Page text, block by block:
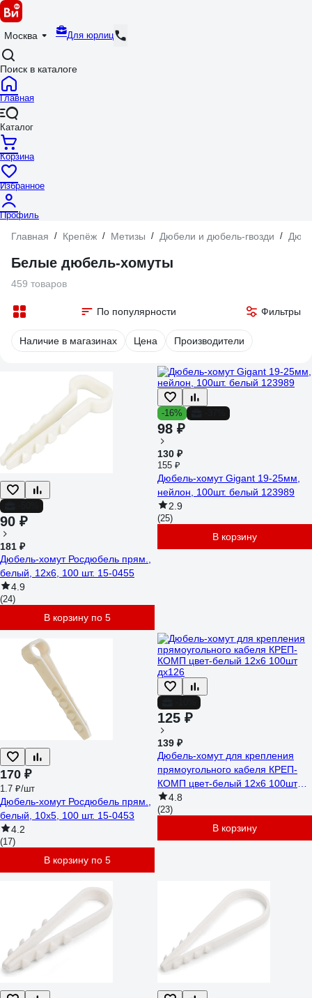
Москва Для юрлиц
Поиск в каталоге
Главная
Каталог
Корзина
Избранное
Профиль
Главная / Крепёж / Метизы / Дюбели и дюбель-гвозди /
Белые дюбель-хомуты
459 товаров
По популярности Фильтры
Наличие в магазинах Цена Производители
90 ₽
181 ₽
Дюбель-хомут Росдюбель прям.,
белый, 12x6, 100 шт. 15-0455
4.9
(24)
В корзину по 5
-16%
98 ₽
130 ₽
155 ₽
Дюбель-хомут Gigant 19-25мм,
нейлон, 100шт. белый 123989
2.9
(25)
В корзину
170 ₽
1.7 ₽/шт
Дюбель-хомут Росдюбель прям.,
белый, 10x5, 100 шт. 15-0453
4.2
(17)
В корзину по 5
125 ₽
139 ₽
Дюбель-хомут для крепления
прямоугольного кабеля КРЕП-
КОМП цвет-белый 12х6 100шт
дх126
4.8
(23)
В корзину